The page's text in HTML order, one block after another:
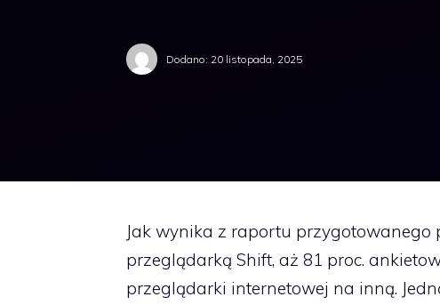
Dodano: 20 listopada, 2025
Jak wynika z raportu przygotowanego
przeglądarką Shift, aż 81 proc.
przeglądarki internetowej na inną.